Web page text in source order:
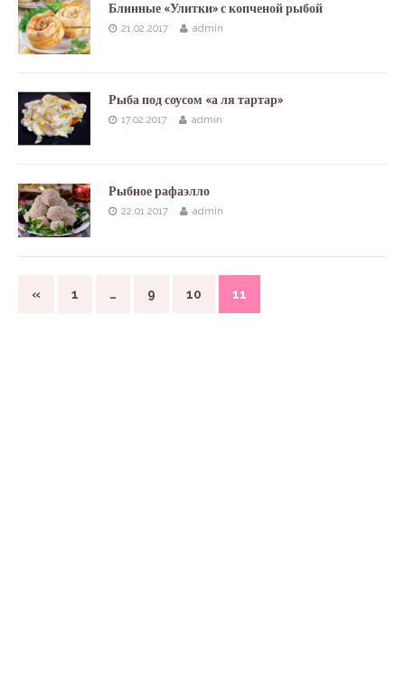
Блинные «Улитки» с копченой рыбой
21.02.2017 admin
Рыба под соусом «а ля тартар»
17.02.2017 admin
Рыбное рафаэлло
22.01.2017 admin
« 1 … 9 10 11